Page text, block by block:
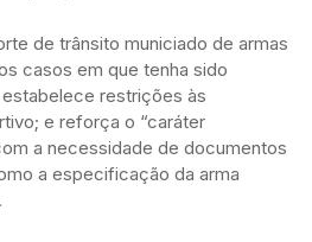
de trânsito municiado de armas
casos em que tenha sido
restrições às
e reforça o “caráter
a necessidade de documentos
a especificação da arma